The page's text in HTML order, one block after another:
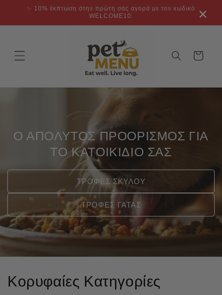
μετάβαση
περιεχόμενο
✨ 10% έκπτωση στην πρώτη σας αγορά με τον κωδικό
WELCOME10.
Καλάθι
Ο ΑΠΟΛΥΤΟΣ ΠΡΟΟΡΙΣΜΟΣ ΓΙΑ
ΤΟ ΚΑΤΟΙΚΙΔΙΟ ΣΑΣ
ΤΡΟΦΕΣ ΣΚΥΛΟΥ
ΤΡΟΦΕΣ ΓΑΤΑΣ
Κορυφαίες Κατηγορίες
×